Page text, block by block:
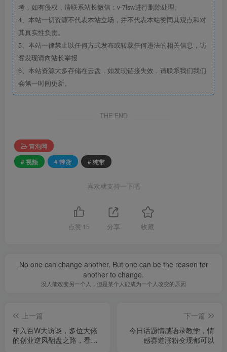
考，如有侵权，请联系站长微信：v-7lsw进行删除处理。
4、本站一切资源不代表本站立场，并不代表本站赞同其观点和对
其真实性负责。
5、本站一律禁止以任何方式发布或转载任何违法的相关信息，访
客发现请向站长举报
6、本站资源大多存储在云盘，如发现链接失效，请联系我们我们
会第一时间更新。
THE END
冒泡网
# 视频
# 带货 # 纯带
喜欢就支持一下吧
点赞 15 分享 收藏
No one can change another. But one can be the reason for
another to change.
没人能改变另一个人，但是某个人能成为一个人改变的原因
上一篇
年入百W大访谈，多位大佬
的创业逆风翻盘之路，看懂
下一篇
今日话题情感语录教学，情
感赛道涨粉变现都可以